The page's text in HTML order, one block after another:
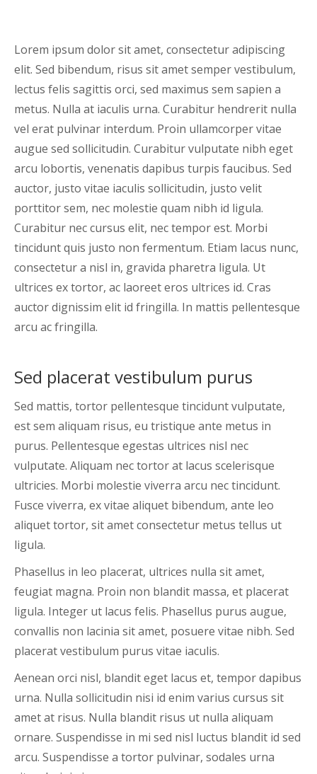
Lorem ipsum dolor sit amet, consectetur adipiscing
elit. Sed bibendum, risus sit amet semper vestibulum,
lectus felis sagittis orci, sed maximus sem sapien a
metus. Nulla at iaculis urna. Curabitur hendrerit nulla
vel erat pulvinar interdum. Proin ullamcorper vitae
augue sed sollicitudin. Curabitur vulputate nibh eget
arcu lobortis, venenatis dapibus turpis faucibus. Sed
auctor, justo vitae iaculis sollicitudin, justo velit
porttitor sem, nec molestie quam nibh id ligula.
Curabitur nec cursus elit, nec tempor est. Morbi
tincidunt quis justo non fermentum. Etiam lacus nunc,
consectetur a nisl in, gravida pharetra ligula. Ut
ultrices ex tortor, ac laoreet eros ultrices id. Cras
auctor dignissim elit id fringilla. In mattis pellentesque
arcu ac fringilla.
Sed placerat vestibulum purus
Sed mattis, tortor pellentesque tincidunt vulputate,
est sem aliquam risus, eu tristique ante metus in
purus. Pellentesque egestas ultrices nisl nec
vulputate. Aliquam nec tortor at lacus scelerisque
ultricies. Morbi molestie viverra arcu nec tincidunt.
Fusce viverra, ex vitae aliquet bibendum, ante leo
aliquet tortor, sit amet consectetur metus tellus ut
ligula.
Phasellus in leo placerat, ultrices nulla sit amet,
feugiat magna. Proin non blandit massa, et placerat
ligula. Integer ut lacus felis. Phasellus purus augue,
convallis non lacinia sit amet, posuere vitae nibh. Sed
placerat vestibulum purus vitae iaculis.
Aenean orci nisl, blandit eget lacus et, tempor dapibus
urna. Nulla sollicitudin nisi id enim varius cursus sit
amet at risus. Nulla blandit risus ut nulla aliquam
ornare. Suspendisse in mi sed nisl luctus blandit id sed
arcu. Suspendisse a tortor pulvinar, sodales urna